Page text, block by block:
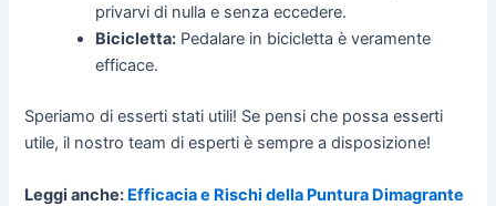
privarvi di nulla e senza eccedere.
Bicicletta: Pedalare in bicicletta è veramente
efficace.
Speriamo di esserti stati utili! Se pensi che possa esserti
utile, il nostro team di esperti è sempre a disposizione!
Leggi anche: Efficacia e Rischi della Puntura Dimagrante